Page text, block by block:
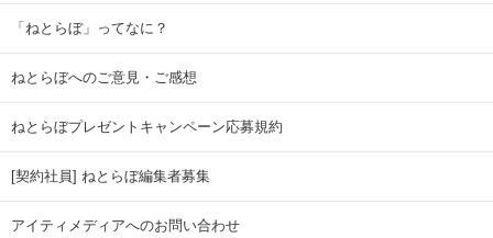
「ねとらぼ」ってなに？
ねとらぼへのご意見・ご感想
ねとらぼプレゼントキャンペーン応募規約
[契約社員] ねとらぼ編集者募集
アイティメディアへのお問い合わせ